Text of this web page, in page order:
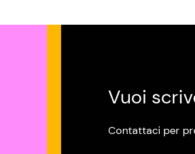
Vuoi
Contattaci per